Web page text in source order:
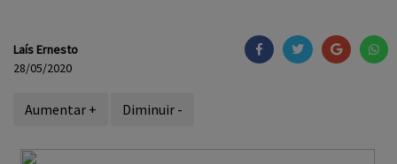
Laís Ernesto
28/05/2020
Aumentar + Diminuir -